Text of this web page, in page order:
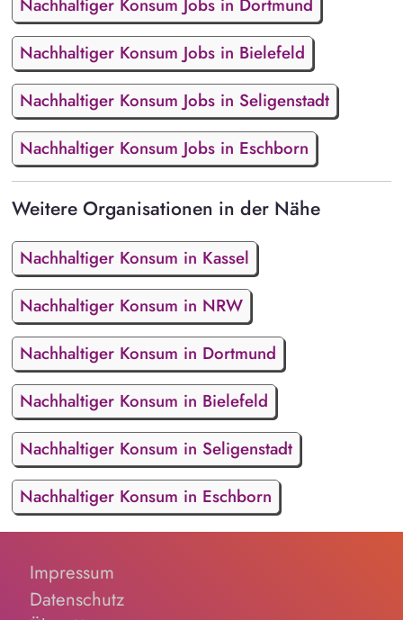
Nachhaltiger Konsum Jobs in Dortmund
Nachhaltiger Konsum Jobs in Bielefeld
Nachhaltiger Konsum Jobs in Seligenstadt
Nachhaltiger Konsum Jobs in Eschborn
Weitere Organisationen in der Nähe
Nachhaltiger Konsum in Kassel
Nachhaltiger Konsum in NRW
Nachhaltiger Konsum in Dortmund
Nachhaltiger Konsum in Bielefeld
Nachhaltiger Konsum in Seligenstadt
Nachhaltiger Konsum in Eschborn
Impressum
Datenschutz